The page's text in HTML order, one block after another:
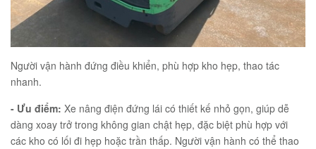
Người vận hành đứng điều khiển, phù hợp kho hẹp, thao tác
nhanh.
- Ưu điểm: Xe nâng điện đứng lái có thiết kế nhỏ gọn, giúp dễ
dàng xoay trở trong không gian chật hẹp, đặc biệt phù hợp với
các kho có lối đi hẹp hoặc trần thấp. Người vận hành có thể thao